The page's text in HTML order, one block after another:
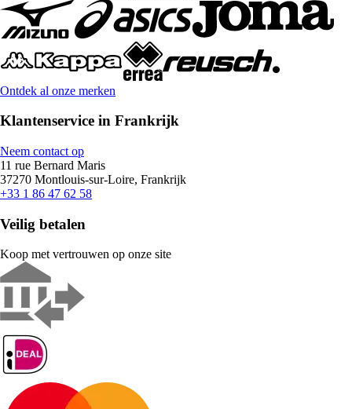
Ontdek al onze merken
Klantenservice in Frankrijk
Neem contact op
11 rue Bernard Maris
37270 Montlouis-sur-Loire, Frankrijk
+33 1 86 47 62 58
Veilig betalen
Koop met vertrouwen op onze site